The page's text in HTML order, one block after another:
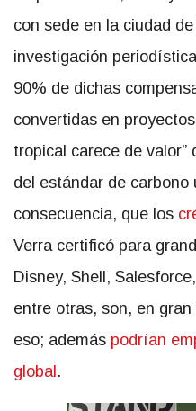
con sede en la ciudad
investigación
90% de dichas
convertidas en
tropical carece de valor”
del estándar de carbono
consecuencia, que los
Verra certificó para
Disney, Shell,
entre otras, son, en gran
eso; además podrían
global.